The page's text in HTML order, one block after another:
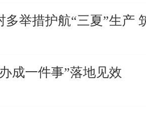
举措护航“三夏”生产
成一件事”落地见效